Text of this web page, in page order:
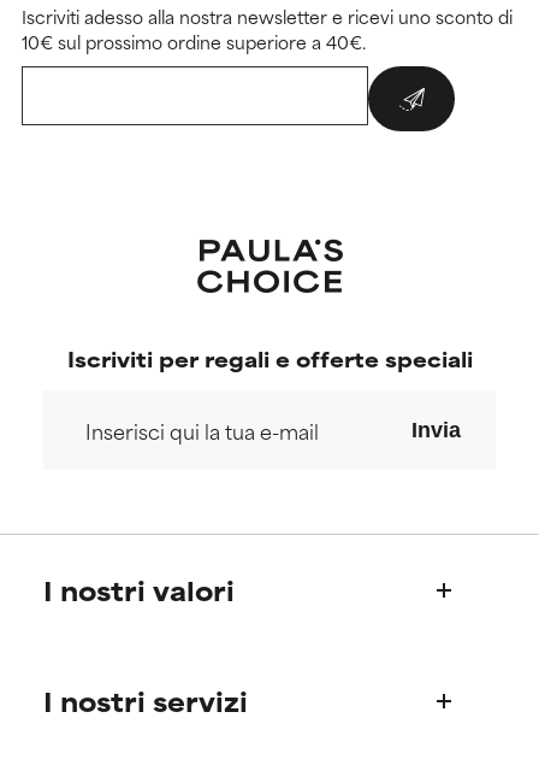
Iscriviti adesso alla nostra newsletter e ricevi uno sconto di
10€ sul prossimo ordine superiore a 40€.
Iscriviti per regali e offerte speciali
Invia
I nostri valori
La storia di Paula
I nostri servizi